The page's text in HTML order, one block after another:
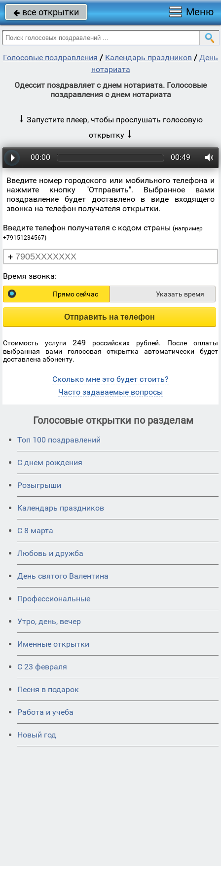
 все открытки Меню
Голосовые поздравления / Календарь праздников / День
нотариата
Одессит поздравляет с днем нотариата. Голосовые
поздравления с днем нотариата
↓ Запустите плеер, чтобы прослушать голосовую
открытку ↓
00:00 00:49
Введите номер городского или мобильного телефона и
нажмите кнопку "Отправить". Выбранное вами
поздравление будет доставлено в виде входящего
звонка на телефон получателя открытки.
Введите телефон получателя с кодом страны (например
+79151234567)
+
Время звонка:
Прямо сейчас Указать время
Отправить на телефон
Стоимость услуги 249 российских рублей. После оплаты
выбранная вами голосовая открытка автоматически будет
доставлена абоненту.
Сколько мне это будет стоить?
Часто задаваемые вопросы
Голосовые открытки по разделам
Топ 100 поздравлений
С днем рождения
Розыгрыши
Календарь праздников
С 8 марта
Любовь и дружба
День святого Валентина
Профессиональные
Утро, день, вечер
Именные открытки
С 23 февраля
Песня в подарок
Работа и учеба
Новый год